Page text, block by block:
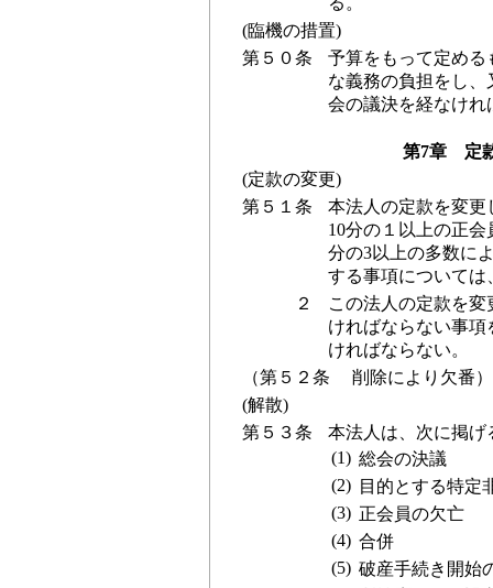
(臨機の措置)
第５０条
予算をもって定める
な義務の負担をし
会の議決を経なけれ
第7章 定
(定款の変更)
第５１条
本法人の定款を変更
10分の１以上の正
分の3以上の多数に
する事項については
２
この法人の定款を
ければならない事
ければならない。
（第５２条 削除により欠番）
(解散)
第５３条
本法人は、次に掲げ
(1) 総会の決議
(2)
目的とする特定
(3) 正会員の欠亡
(4) 合併
(5) 破産手続き開始